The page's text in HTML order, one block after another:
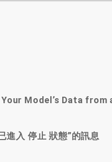
Model’s Data from
入 停止 狀態”的訊息